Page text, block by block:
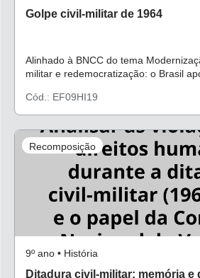
Golpe civil-militar de 1964
Alinhado à BNCC do tema
militar e redemocratização: o Brasil
Cód.: EF09HI19
Recomposição
9º ano • História
Ditadura civil-militar: memória